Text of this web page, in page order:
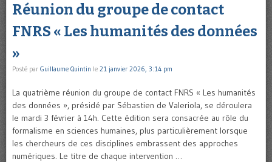
Réunion du groupe de contact
FNRS « Les humanités des données
»
Posté par Guillaume Quintin le 21 janvier 2026, 3:14 pm
La quatrième réunion du groupe de contact FNRS « Les humanités
des données », présidé par Sébastien de Valeriola, se déroulera
le mardi 3 février à 14h. Cette édition sera consacrée au rôle du
formalisme en sciences humaines, plus particulièrement lorsque
les chercheurs de ces disciplines embrassent des approches
numériques. Le titre de chaque intervention …